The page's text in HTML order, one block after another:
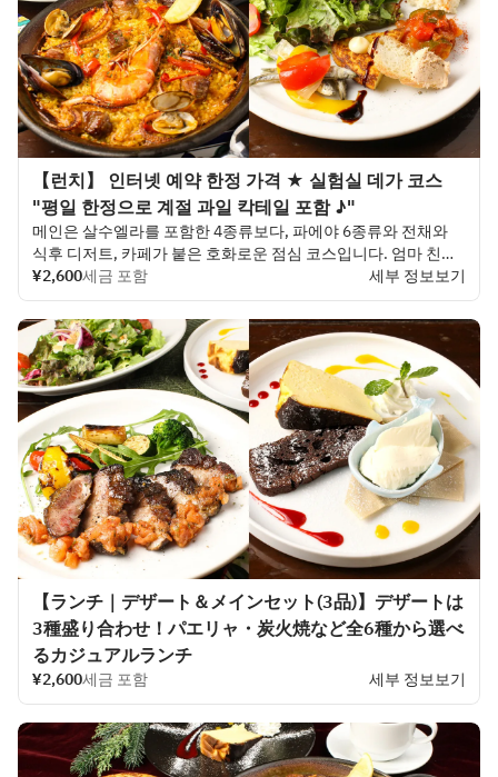
【런치】 인터넷 예약 한정 가격 ★ 실험실 데가 코스
"평일 한정으로 계절 과일 칵테일 포함 ♪"
메인은 살수엘라를 포함한 4종류보다, 파에야 6종류와 전채와
식후 디저트, 카페가 붙은 호화로운 점심 코스입니다. 엄마 친구
나 식사를 즐기고 싶은 분, 우아하게 점심 와인을 즐기고 싶은 분
에게 추천!
평일은 건배 음료 「계절의 과일 칵테일」선물!
와카야마현 기노사토산 메케몬 광장의 과일을 사용한 칵테일입
니다♪
¥2,600세금 포함 세부 정보보기
【ランチ｜デザート＆メインセット(3品)】デザートは
3種盛り合わせ！パエリャ・炭火焼など全6種から選べ
るカジュアルランチ
¥2,600세금 포함 세부 정보보기